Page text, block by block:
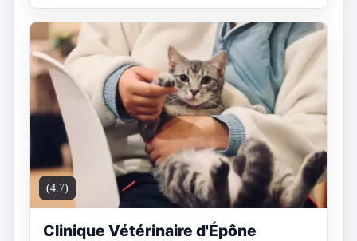
(4.7)
Clinique Vétérinaire d'Épône